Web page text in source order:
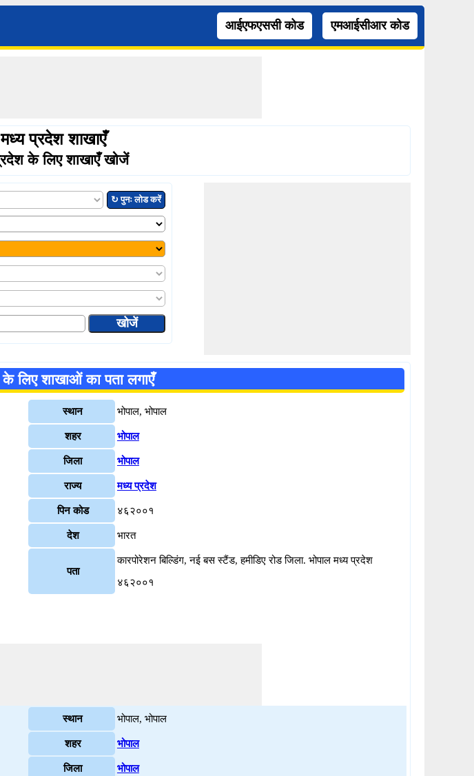
आईएफएससी कोड एमआईसीआर कोड
प्रदेश शाखाएँ
के लिए शाखाएँ खोजें
↻ पुनः लोड करें
लिए शाखाओं का पता लगाएँ
स्थान भोपाल, भोपाल
शहर भोपाल
जिला भोपाल
राज्य मध्य प्रदेश
पिन कोड ४६२००१
देश भारत
पता
कारपोरेशन बिल्डिंग, नई बस स्टैंड, हमीडिए रोड जिला. भोपाल मध्य प्रदेश
४६२००१
स्थान भोपाल, भोपाल
शहर भोपाल
जिला भोपाल